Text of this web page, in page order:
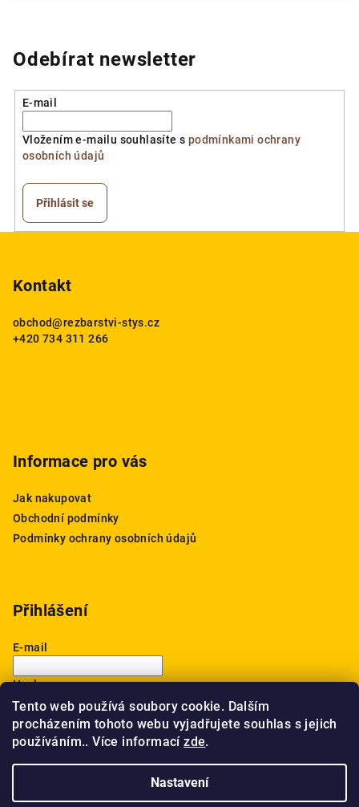
Tento web používá soubory cookie. Dalším
procházením tohoto webu vyjadřujete souhlas s jejich
používáním.. Více informacízde.
Nastavení
Odebírat newsletter
E-mail
Vložením e-mailu souhlasíte s podmínkami ochrany
osobních údajů
Přihlásit se
Kontakt
obchod@rezbarstvi-stys.cz
+420 734 311 266
Informace pro vás
Jak nakupovat
Obchodní podmínky
Podmínky ochrany osobních údajů
Přihlášení
E-mail
Heslo
Přihlásit se
Nová registraceZapomenuté heslo